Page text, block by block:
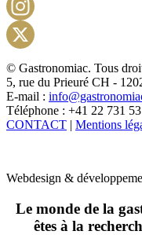
© Gastronomiac. Tous
5, rue du Prieuré CH -
E-mail :
Téléphone : +41 22 731
CONTACT | Mentions
Webdesign &
Le monde de la
êtes à la